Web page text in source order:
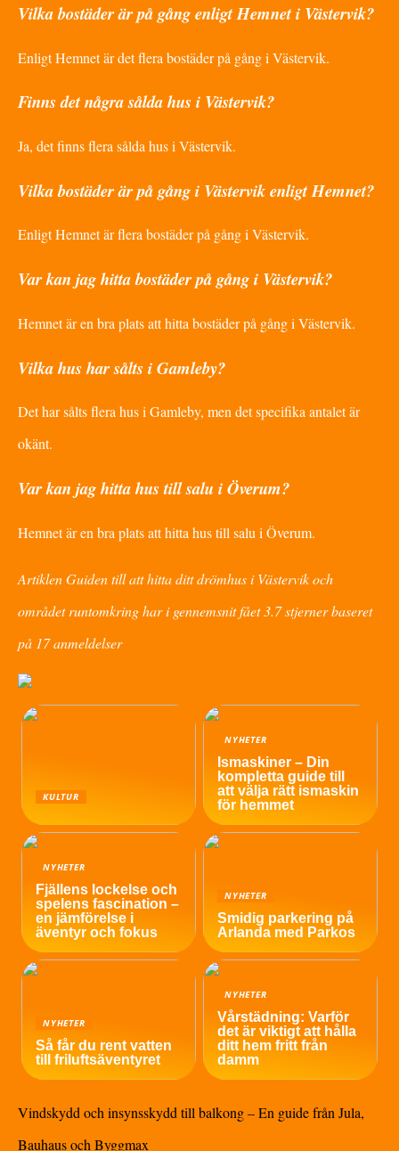
Vilka bostäder är på gång enligt Hemnet i Västervik?
Enligt Hemnet är det flera bostäder på gång i Västervik.
Finns det några sålda hus i Västervik?
Ja, det finns flera sålda hus i Västervik.
Vilka bostäder är på gång i Västervik enligt Hemnet?
Enligt Hemnet är flera bostäder på gång i Västervik.
Var kan jag hitta bostäder på gång i Västervik?
Hemnet är en bra plats att hitta bostäder på gång i Västervik.
Vilka hus har sålts i Gamleby?
Det har sålts flera hus i Gamleby, men det specifika antalet är
okänt.
Var kan jag hitta hus till salu i Överum?
Hemnet är en bra plats att hitta hus till salu i Överum.
Artiklen Guiden till att hitta ditt drömhus i Västervik och
området runtomkring har i gennemsnit fået3.7stjerner baseret
på 17anmeldelser
KULTUR
NYHETER
Ismaskiner – Din
kompletta guide till
att välja rätt ismaskin
för hemmet
NYHETER
Fjällens lockelse och
spelens fascination –
en jämförelse i
äventyr och fokus
NYHETER
Smidig parkering på
Arlanda med Parkos
NYHETER
Så får du rent vatten
till friluftsäventyret
NYHETER
Vårstädning: Varför
det är viktigt att hålla
ditt hem fritt från
damm
Vindskydd och insynsskydd till balkong – En guide från Jula,
Bauhaus och Byggmax